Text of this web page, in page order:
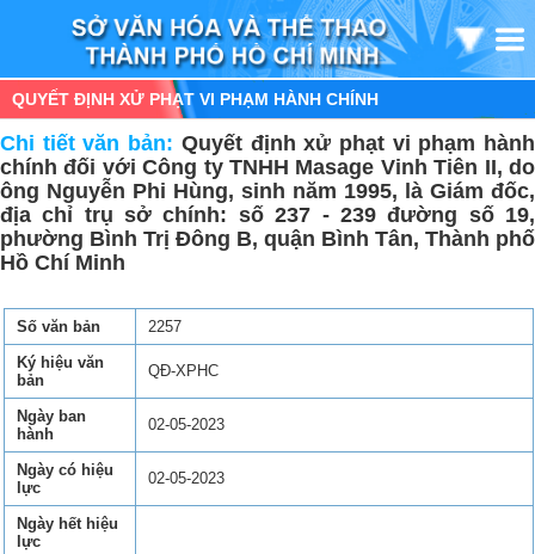
QUYẾT ĐỊNH XỬ PHẠT VI PHẠM HÀNH CHÍNH
Chi tiết văn bản: Quyết định xử phạt vi phạm hành
chính đối với Công ty TNHH Masage Vinh Tiên II, do
ông Nguyễn Phi Hùng, sinh năm 1995, là Giám đốc,
địa chỉ trụ sở chính: số 237 - 239 đường số 19,
phường Bình Trị Đông B, quận Bình Tân, Thành phố
Hồ Chí Minh
Số văn bản
2257
Ký hiệu văn
bản
QĐ-XPHC
Ngày ban
hành
02-05-2023
Ngày có hiệu
lực
02-05-2023
Ngày hết hiệu
lực